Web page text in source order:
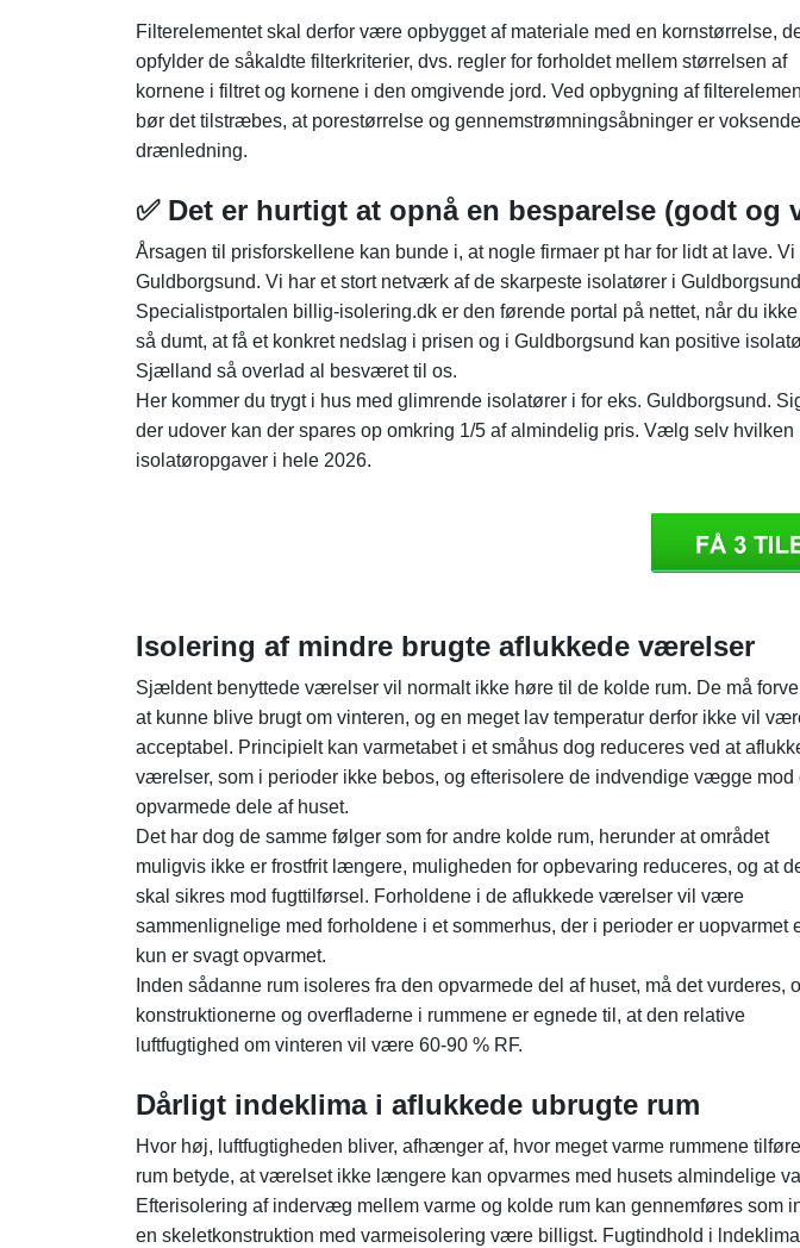
Filterelementet skal derfor være opbygget af materiale med en kornstørrelse,
opfylder de såkaldte filterkriterier, dvs. regler for forholdet mellem størrelsen af
kornene i filtret og kornene i den omgivende jord. Ved opbygning af
bør det tilstræbes, at porestørrelse og gennemstrømningsåbninger er voksende
drænledning.
✅ Det er hurtigt at opnå en besparelse (godt og
Årsagen til prisforskellene kan bunde i, at nogle firmaer pt har for lidt at lave.
Guldborgsund. Vi har et stort netværk af de skarpeste isolatører i
Specialistportalen billig-isolering.dk er den førende portal på nettet, når du
så dumt, at få et konkret nedslag i prisen og i Guldborgsund kan positive
Sjælland så overlad al besværet til os.
Her kommer du trygt i hus med glimrende isolatører i for eks. Guldborgsund.
der udover kan der spares op omkring 1/5 af almindelig pris. Vælg selv
isolatøropgaver i hele 2026.
Isolering af mindre brugte aflukkede værelser
Sjældent benyttede værelser vil normalt ikke høre til de kolde rum. De må
at kunne blive brugt om vinteren, og en meget lav temperatur derfor ikke vil
acceptabel. Principielt kan varmetabet i et småhus dog reduceres ved at
værelser, som i perioder ikke bebos, og efterisolere de indvendige vægge mod
opvarmede dele af huset.
Det har dog de samme følger som for andre kolde rum, herunder at området
muligvis ikke er frostfrit længere, muligheden for opbevaring reduceres, og at
skal sikres mod fugttilførsel. Forholdene i de aflukkede værelser vil være
sammenlignelige med forholdene i et sommerhus, der i perioder er uopvarmet
kun er svagt opvarmet.
Inden sådanne rum isoleres fra den opvarmede del af huset, må det vurderes,
konstruktionerne og overfladerne i rummene er egnede til, at den relative
luftfugtighed om vinteren vil være 60-90 % RF.
Dårligt indeklima i aflukkede ubrugte rum
Hvor høj, luftfugtigheden bliver, afhænger af, hvor meget varme rummene
rum betyde, at værelset ikke længere kan opvarmes med husets almindelige
Efterisolering af indervæg mellem varme og kolde rum kan gennemføres
en skeletkonstruktion med varmeisolering være billigst. Fugtindhold i